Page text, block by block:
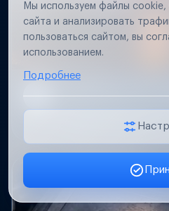
Проверим проводку и
освещение прицепа.
Мы используем файлы
сайта и анализировать
пользоваться сайтом, вы
использованием.
Подробнее
Заявка